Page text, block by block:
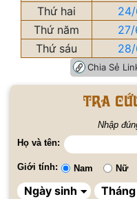
Thứ hai
Thứ năm
Thứ sáu
Chia Sẻ
Tra
Nhập
Họ và tên:
Giới tính: Nam Nữ